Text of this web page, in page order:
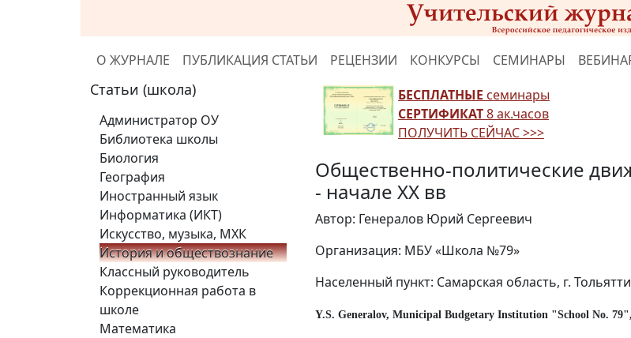
О ЖУРНАЛЕ ПУБЛИКАЦИЯ СТАТЬИ РЕЦЕНЗИИ КОНКУРСЫ СЕМИНАРЫ
Статьи (школа)
Администратор ОУ
Библиотека школы
Биология
География
Иностранный язык
Информатика (ИКТ)
Искусство, музыка, МХК
История и обществознание
Классный руководитель
Коррекционная работа в
школе
Математика
БЕСПЛАТНЫЕ семинары
СЕРТИФИКАТ8 ак.часов
ПОЛУЧИТЬ СЕЙЧАС >>>
Общественно-политические
- начале XX вв
Автор: Генералов Юрий Сергеевич
Организация: МБУ «Школа №79»
Населенный пункт: Самарская область, г. Тольятти
Y.S. Generalov, Municipal Budgetary Institution "School No.